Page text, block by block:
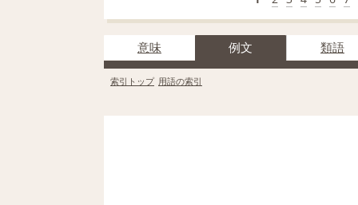
意味 例文 類語
索引トップ 用語の索引